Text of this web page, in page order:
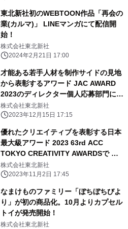
東北新社初のWEBTOON作品「再会の
業(カルマ)」 LINEマンガにて配信開
始！
株式会社東北新社
2024年2月21日 17:00
才能ある若手人材を制作サイドの見地
から表彰するアワード JAC AWARD
2023のディレクター個人応募部門にて
グランプリを受賞！
株式会社東北新社
2023年12月15日 17:15
優れたクリエイティブを表彰する日本
最大級アワード 2023 63rd ACC
TOKYO CREATIVITY AWARDSで フ
ィルム部門Bカテゴリーにて 総務大臣
賞／ACCグランプリを受賞！
株式会社東北新社
2023年11月2日 17:45
なまけものファミリー「ぼちぼちびよ
り」が初の商品化。10月よりカプセル
トイが発売開始！
株式会社東北新社